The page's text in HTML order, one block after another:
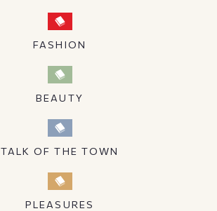
FASHION
BEAUTY
TALK OF THE TOWN
PLEASURES